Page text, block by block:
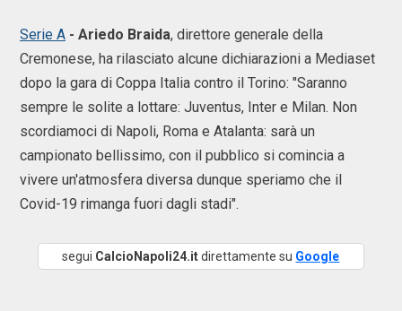
Serie A - Ariedo Braida, direttore generale della
Cremonese, ha rilasciato alcune dichiarazioni a Mediaset
dopo la gara di Coppa Italia contro il Torino: "Saranno
sempre le solite a lottare: Juventus, Inter e Milan. Non
scordiamoci di Napoli, Roma e Atalanta: sarà un
campionato bellissimo, con il pubblico si comincia a
vivere un'atmosfera diversa dunque speriamo che il
Covid-19 rimanga fuori dagli stadi".
segui CalcioNapoli24.itdirettamente su Google